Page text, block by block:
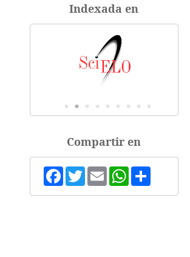
Indexada en
Compartir en
Facebook
TwitterEmailWhatsApp
Share